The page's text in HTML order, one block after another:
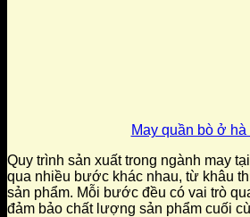
May quần bò ở hà
Quy trình sản xuất trong ngành may
qua nhiều bước khác nhau, từ khâu
sản phẩm. Mỗi bước đều có vai trò
đảm bảo chất lượng sản phẩm cuối